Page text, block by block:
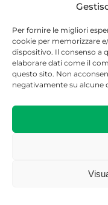
Per fornire le migliori
cookie per memorizzare
dispositivo. Il consenso a
elaborare dati come il
questo sito. Non
negativamente su alcune
Steimle &
Via Dogana
6900 Lugano –
Tel: +41(0)58
Fax: +41(0)91
info@steimle-